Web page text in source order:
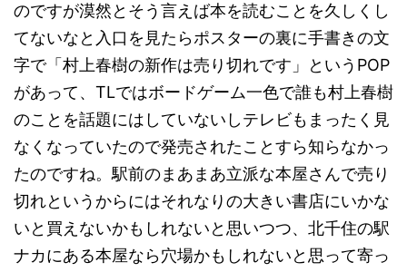
のですが漠然とそう言えば本を読むことを久しくし
てないなと入口を見たらポスターの裏に手書きの文
字で「村上春樹の新作は売り切れです」というPOP
があって、TLではボードゲーム一色で誰も村上春樹
のことを話題にはしていないしテレビもまったく見
なくなっていたので発売されたことすら知らなかっ
たのですね。駅前のまあまあ立派な本屋さんで売り
切れというからにはそれなりの大きい書店にいかな
いと買えないかもしれないと思いつつ、北千住の駅
ナカにある本屋なら穴場かもしれないと思って寄っ